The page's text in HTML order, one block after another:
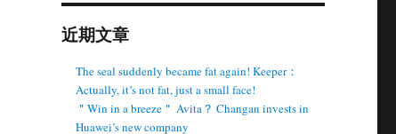
近期文章
The seal suddenly became fat again! Keeper：
Actually, it’s not fat, just a small face!
＂Win in a breeze＂ Avita？ Changan invests in
Huawei’s new company